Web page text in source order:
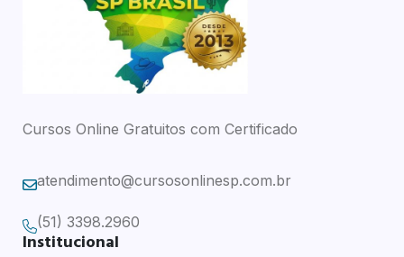
Cursos Online Gratuitos com Certificado
atendimento@cursosonlinesp.com.br
(51) 3398.2960
Institucional